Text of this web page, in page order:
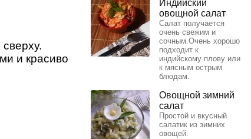
и красиво
Индийский
овощной салат
Салат получается
очень свежим и
сочным.Очень хорошо
подходит к
индийскому плову или
к мясным острым
блюдам.
Овощной зимний
салат
Простой и вкусный
салатик из зимних
овощей.